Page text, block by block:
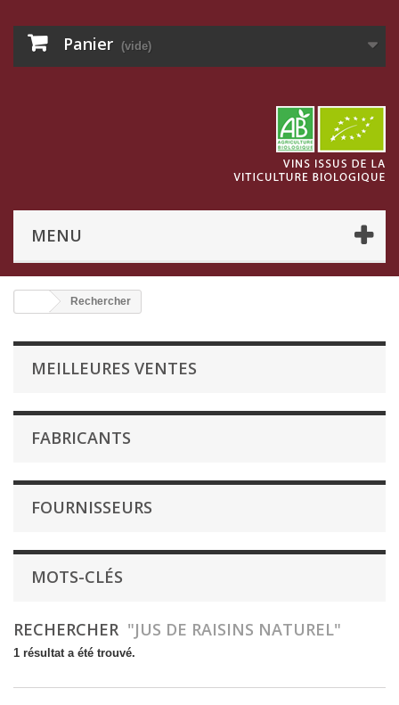
Panier (vide)
MENU
Rechercher
MEILLEURES VENTES
FABRICANTS
FOURNISSEURS
MOTS-CLÉS
RECHERCHER "JUS DE RAISINS NATUREL"
1 résultat a été trouvé.